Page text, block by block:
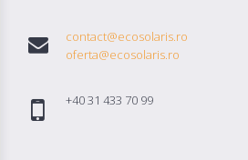
contact@ecosolaris.ro
oferta@ecosolaris.ro
+40 31 433 70 99